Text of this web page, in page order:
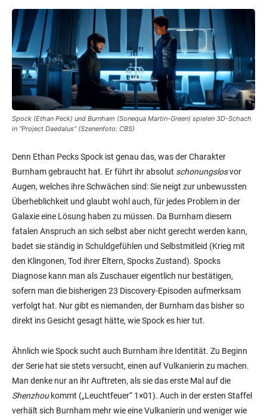
Spock (Ethan Peck) und Burnham (Sonequa Martin-Green) spielen 3D-Schach
in “Project Daedalus” (Szenenfoto: CBS)
Denn Ethan Pecks Spock ist genau das, was der Charakter
Burnham gebraucht hat. Er führt ihr absolut schonungslosvor
Augen, welches ihre Schwächen sind: Sie neigt zur unbewussten
Überheblichkeit und glaubt wohl auch, für jedes Problem in der
Galaxie eine Lösung haben zu müssen. Da Burnham diesem
fatalen Anspruch an sich selbst aber nicht gerecht werden kann,
badet sie ständig in Schuldgefühlen und Selbstmitleid (Krieg mit
den Klingonen, Tod ihrer Eltern, Spocks Zustand). Spocks
Diagnose kann man als Zuschauer eigentlich nur bestätigen,
sofern man die bisherigen 23 Discovery-Episoden aufmerksam
verfolgt hat. Nur gibt es niemanden, der Burnham das bisher so
direkt ins Gesicht gesagt hätte, wie Spock es hier tut.
Ähnlich wie Spock sucht auch Burnham ihre Identität. Zu Beginn
der Serie hat sie stets versucht, einen auf Vulkanierin zu machen.
Man denke nur an ihr Auftreten, als sie das erste Mal auf die
Shenzhoukommt („Leuchtfeuer“ 1×01). Auch in der ersten Staffel
verhält sich Burnham mehr wie eine Vulkanierin und weniger wie